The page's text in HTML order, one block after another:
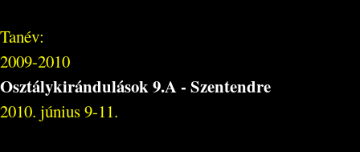
Tanév:
2009-2010
Osztálykirándulások 9.A - Szentendre
2010. június 9-11.